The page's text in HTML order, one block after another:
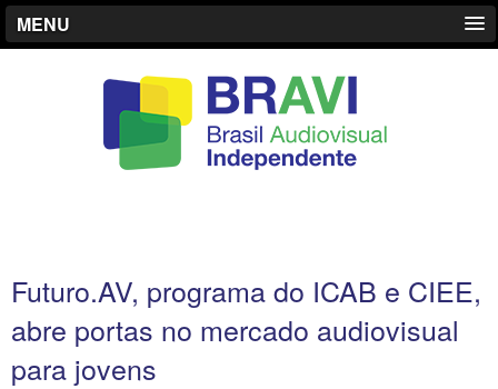
MENU
Futuro.AV, programa do ICAB e CIEE,
abre portas no mercado audiovisual
para jovens